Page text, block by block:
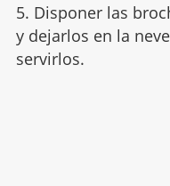
5. Disponer las
y dejarlos en la
servirlos.